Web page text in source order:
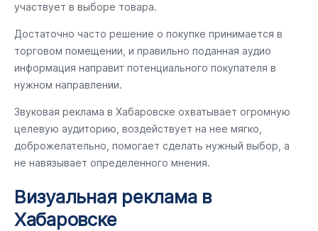
участвует в выборе товара.
Достаточно часто решение о покупке принимается в
торговом помещении, и правильно поданная аудио
информация направит потенциального покупателя в
нужном направлении.
Звуковая реклама в Хабаровске охватывает огромную
целевую аудиторию, воздействует на нее мягко,
доброжелательно, помогает сделать нужный выбор, а
не навязывает определенного мнения.
Визуальная реклама в
Хабаровске